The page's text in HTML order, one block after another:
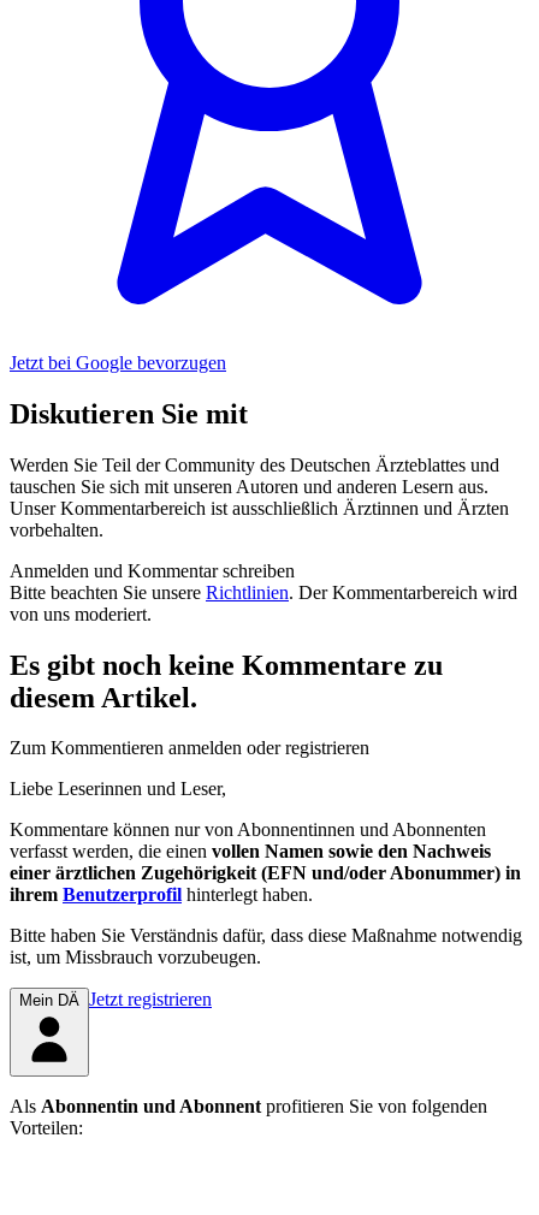
Jetzt bei Google bevorzugen
Diskutieren Sie mit
Werden Sie Teil der Community des Deutschen Ärzteblattes und
tauschen Sie sich mit unseren Autoren und anderen Lesern aus.
Unser Kommentarbereich ist ausschließlich Ärztinnen und Ärzten
vorbehalten.
Anmelden und Kommentar schreiben
Bitte beachten Sie unsere Richtlinien. Der Kommentarbereich wird
von uns moderiert.
Es gibt noch keine Kommentare zu
diesem Artikel.
Zum Kommentieren anmelden oder registrieren
Liebe Leserinnen und Leser,
Kommentare können nur von Abonnentinnen und Abonnenten
verfasst werden, die einen vollen Namen sowie den Nachweis
einer ärztlichen Zugehörigkeit (EFN und/oder Abonummer) in
ihrem Benutzerprofil hinterlegt haben.
Bitte haben Sie Verständnis dafür, dass diese Maßnahme notwendig
ist, um Missbrauch vorzubeugen.
Mein DÄ Jetzt registrieren
Als Abonnentin und Abonnentprofitieren Sie von folgenden
Vorteilen: